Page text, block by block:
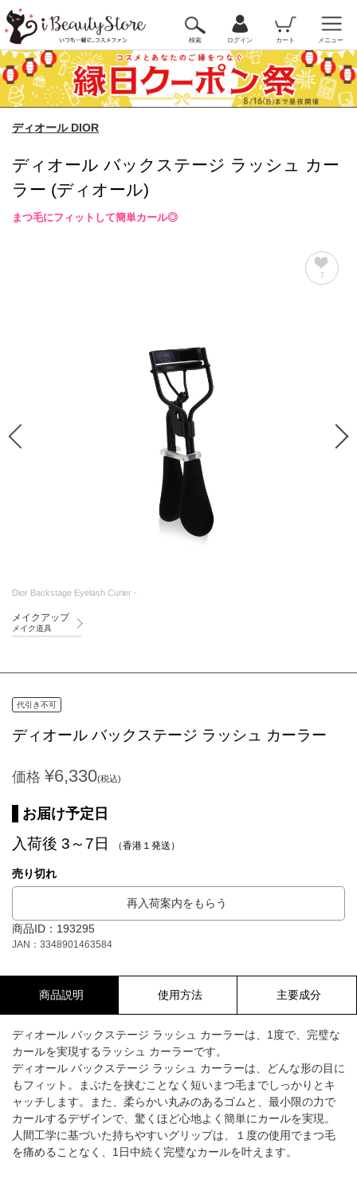
検索 ログイン カート メニュー
ディオール DIOR
ディオール バックステージ ラッシュ カー
ラー (ディオール)
まつ毛にフィットして簡単カール◎
7
Dior Backstage Eyelash Curler -
メイクアップ
メイク道具
代引き不可
ディオール バックステージ ラッシュ カーラー
価格 ¥6,330(税込)
お届け予定日
入荷後 3～7日 （香港１発送）
売り切れ
再入荷案内をもらう
商品ID：193295
JAN：3348901463584
商品説明 使用方法 主要成分
ディオール バックステージ ラッシュ カーラーは、1度で、完璧な
カールを実現するラッシュ カーラーです。
ディオール バックステージ ラッシュ カーラーは、どんな形の目に
もフィット。まぶたを挟むことなく短いまつ毛までしっかりとキ
ャッチします。また、柔らかい丸みのあるゴムと、最小限の力で
カールするデザインで、驚くほど心地よく簡単にカールを実現。
人間工学に基づいた持ちやすいグリップは、１度の使用でまつ毛
を痛めることなく、1日中続く完璧なカールを叶えます。